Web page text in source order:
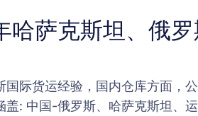
哈萨克斯坦、俄
际货运经验，国内仓库方面，
: 中国-俄罗斯、哈萨克斯坦、